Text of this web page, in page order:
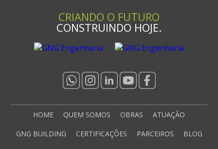
CRIANDO O FUTURO
CONSTRUINDO HOJE.
HOME QUEM SOMOS OBRAS ATUAÇÃO
GNG BUILDING CERTIFICAÇÕES PARCEIROS BLOG